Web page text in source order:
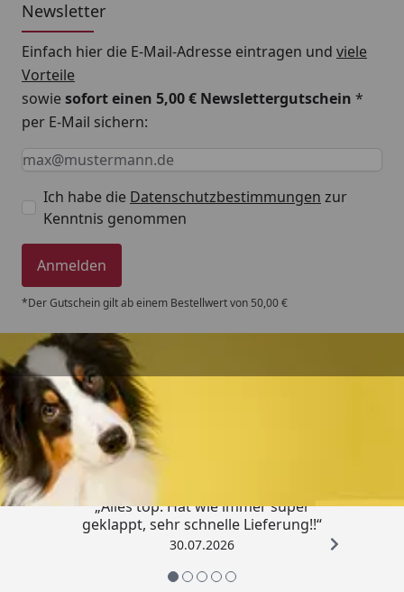
Newsletter
Einfach hier die E-Mail-Adresse eintragen und viele
Vorteile
sowiesofort einen 5,00 € Newslettergutschein *
per E-Mail sichern:
Keine Eingabe erforderlich
Eingabe erforderlich
E-Mail *
Ich habe die Datenschutzbestimmungen zur
Kenntnis genommen
Anmelden
*Der Gutschein gilt ab einem Bestellwert von 50,00 €
Trusted Shops
„Alles top. Hat wie immer super
geklappt, sehr schnelle Lieferung!!“
30.07.2026